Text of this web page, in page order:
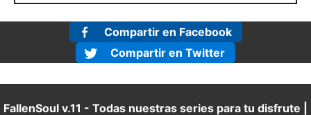
Compartir en Facebook
Compartir en Twitter
FallenSoul v.11 - Todas nuestras series para tu disfrute |